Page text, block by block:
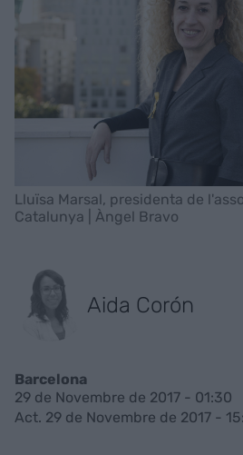
Lluïsa Marsal, presidenta de
Catalunya | Àngel Bravo
Aida Corón
Barcelona
29 de Novembre de 2017 - 01:30
Act. 29 de Novembre de 2017 -